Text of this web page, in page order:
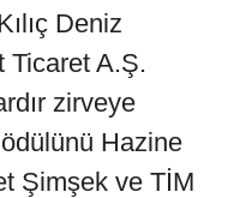
Deniz
Ticaret A.Ş.
zirveye
Hazine
Şimşek ve TİM